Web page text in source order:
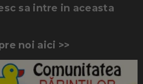
sa intre in aceasta
noi aici >>